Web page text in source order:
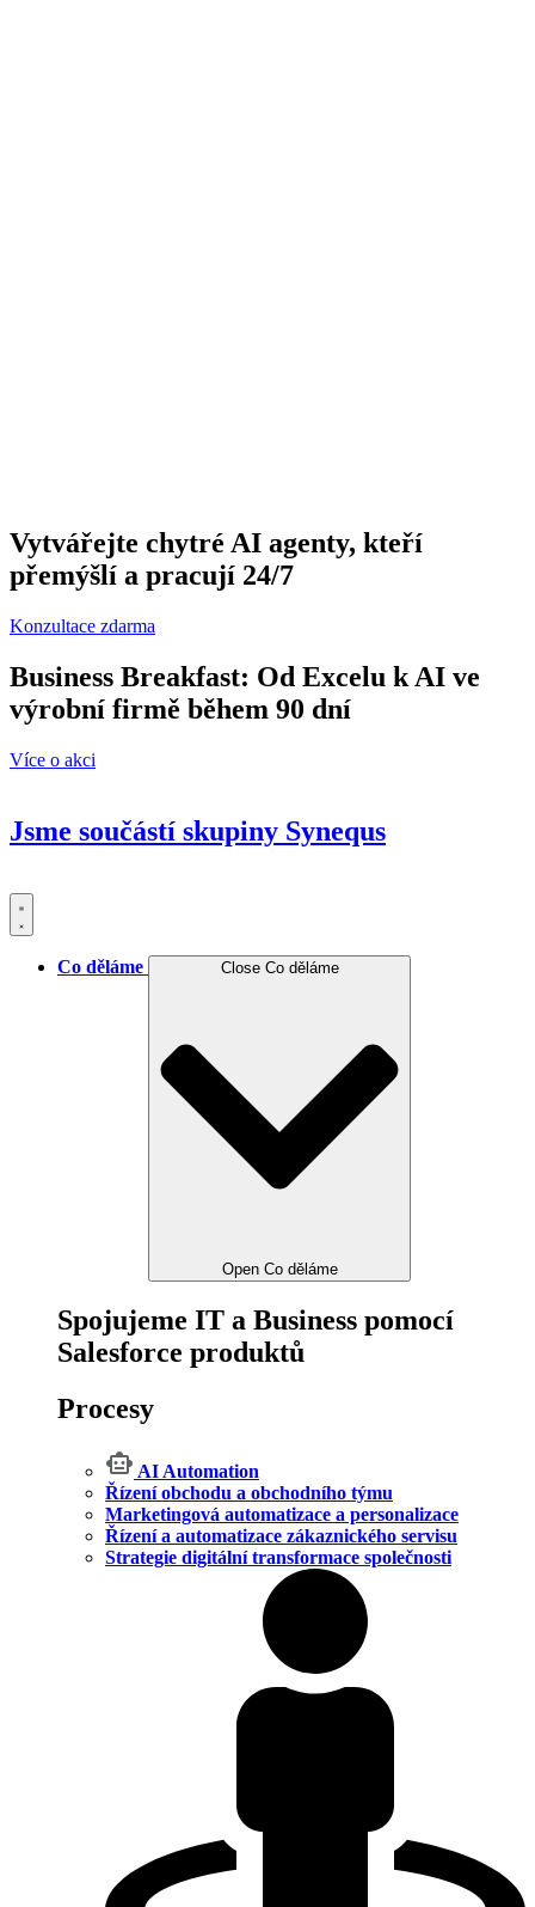
Vytvářejte chytré AI agenty, kteří
přemýšlí a pracují 24/7
Konzultace zdarma
Business Breakfast: Od Excelu k AI ve
výrobní firmě během 90 dní
Více o akci
Jsme součástí skupiny Synequs
Co děláme Close Co děláme
Open Co děláme
Spojujeme IT a Business pomocí
Salesforce produktů
Procesy
AI Automation
Řízení obchodu a obchodního týmu
Marketingová automatizace a personalizace
Řízení a automatizace zákaznického servisu
Strategie digitální transformace společnosti